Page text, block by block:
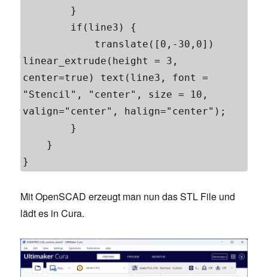
linear_extrude(height = 3,
center=true) text(line3, font =
"Stencil", "center", size = 10,
valign="center", halign="center");
}
Mit OpenSCAD erzeugt man nun das STL File und
lädt es in Cura.